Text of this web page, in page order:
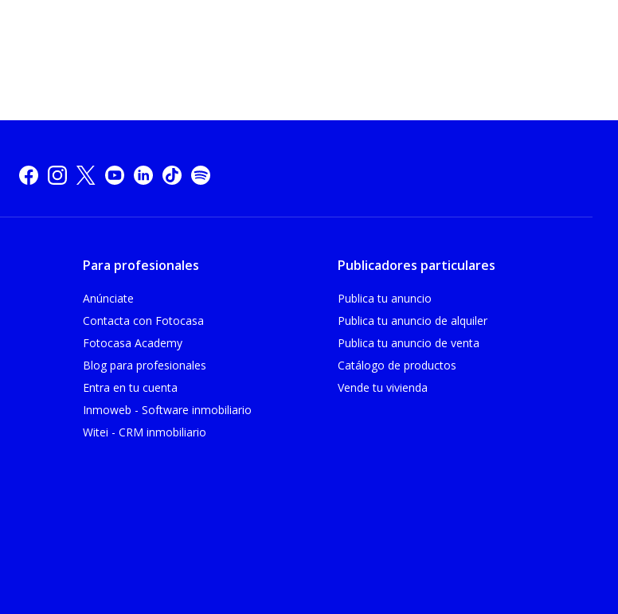
Para profesionales
Anúnciate
Contacta con Fotocasa
Fotocasa Academy
Blog para profesionales
Entra en tu cuenta
Inmoweb - Software inmobiliario
Witei - CRM inmobiliario
Publicadores particulares
Publica tu anuncio
Publica tu anuncio de alquiler
Publica tu anuncio de venta
Catálogo de productos
Vende tu vivienda